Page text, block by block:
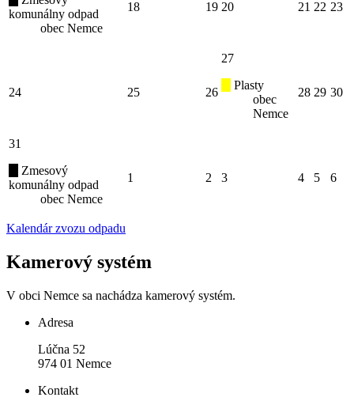
komunálny odpad
obec Nemce
18 19 20 21 22 23
24 25 26
27
Plasty
obec
Nemce
28 29 30
31
Zmesový
komunálny odpad
obec Nemce
1 2 3 4 5 6
Kalendár zvozu odpadu
Kamerový systém
V obci Nemce sa nachádza kamerový systém.
Adresa
Lúčna 52
974 01 Nemce
Kontakt